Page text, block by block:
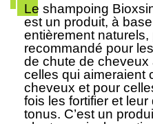
Le shampoing
est un produit, à
entièrement
recommandé pour
de chute de
celles qui aimeraient
cheveux et pour
fois les fortifier et
tonus. C’est un